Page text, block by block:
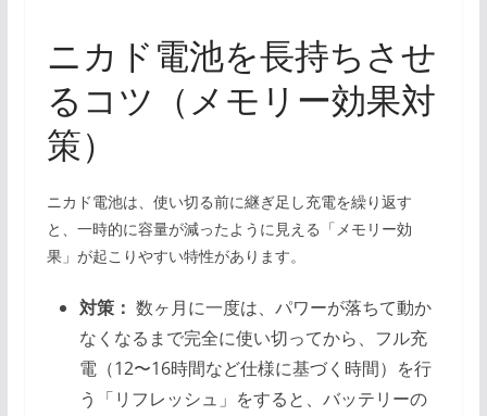
ニカド電池を長持ちさせ
るコツ（メモリー効果対
策）
ニカド電池は、使い切る前に継ぎ足し充電を繰り返す
と、一時的に容量が減ったように見える「メモリー効
果」が起こりやすい特性があります。
対策： 数ヶ月に一度は、パワーが落ちて動か
なくなるまで完全に使い切ってから、フル充
電（12〜16時間など仕様に基づく時間）を行
う「リフレッシュ」をすると、バッテリーの